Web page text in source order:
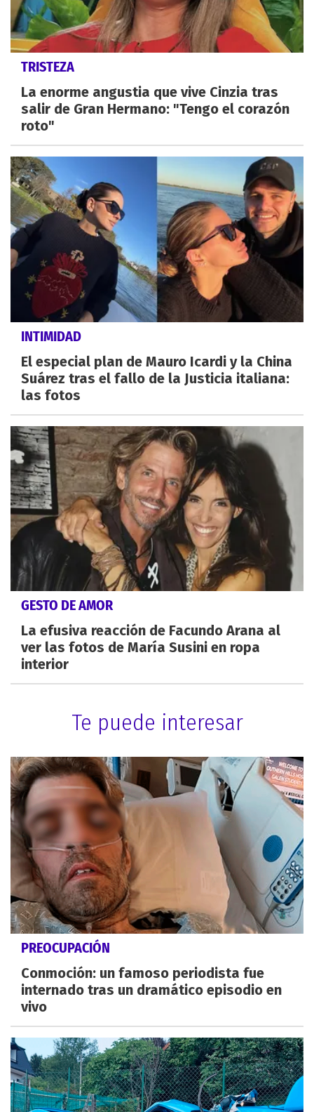
TRISTEZA
La enorme angustia que vive Cinzia tras
salir de Gran Hermano: "Tengo el corazón
roto"
INTIMIDAD
El especial plan de Mauro Icardi y la China
Suárez tras el fallo de la Justicia italiana:
las fotos
GESTO DE AMOR
La efusiva reacción de Facundo Arana al
ver las fotos de María Susini en ropa
interior
Te puede interesar
PREOCUPACIÓN
Conmoción: un famoso periodista fue
internado tras un dramático episodio en
vivo